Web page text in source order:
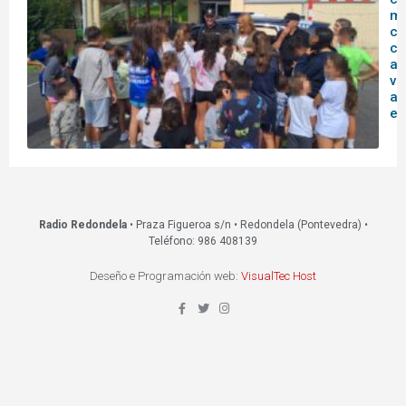
Radio Redondela• Praza Figueroa s/n • Redondela (Pontevedra) •
Teléfono: 986 408139
Deseño e Programación web: VisualTec Host